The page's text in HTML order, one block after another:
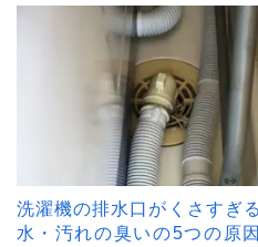
洗濯機の排水口がくさすぎ
水・汚れの臭いの5つの原